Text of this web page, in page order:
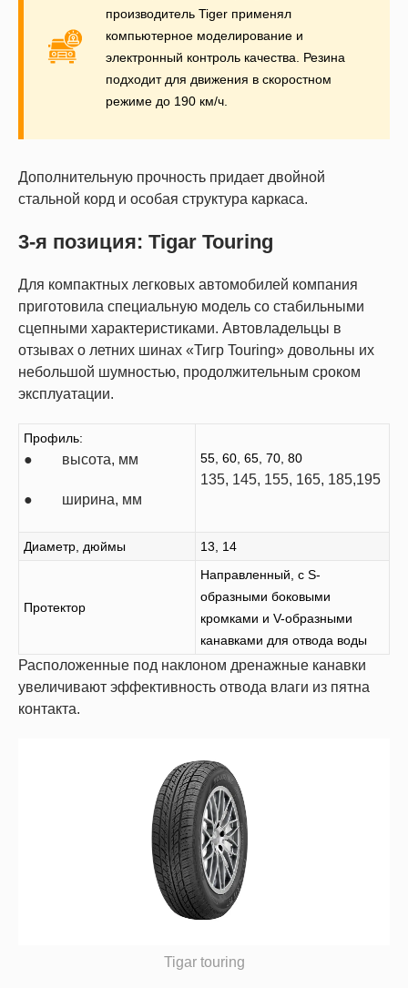
производитель Tiger применял
компьютерное моделирование и
электронный контроль качества. Резина
подходит для движения в скоростном
режиме до 190 км/ч.
Дополнительную прочность придает двойной
стальной корд и особая структура каркаса.
3-я позиция: Tigar Touring
Для компактных легковых автомобилей компания
приготовила специальную модель со стабильными
сцепными характеристиками. Автовладельцы в
отзывах о летних шинах «Тигр Touring» довольны их
небольшой шумностью, продолжительным сроком
эксплуатации.
Профиль:
● высота, мм
● ширина, мм
55, 60, 65, 70, 80
135, 145, 155, 165, 185,195
Диаметр, дюймы 13, 14
Протектор
Направленный, с S-
образными боковыми
кромками и V-образными
канавками для отвода воды
Расположенные под наклоном дренажные канавки
увеличивают эффективность отвода влаги из пятна
контакта.
Tigar touring